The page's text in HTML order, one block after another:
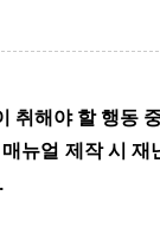
취해야 할 행동
뉴얼 제작 시 재